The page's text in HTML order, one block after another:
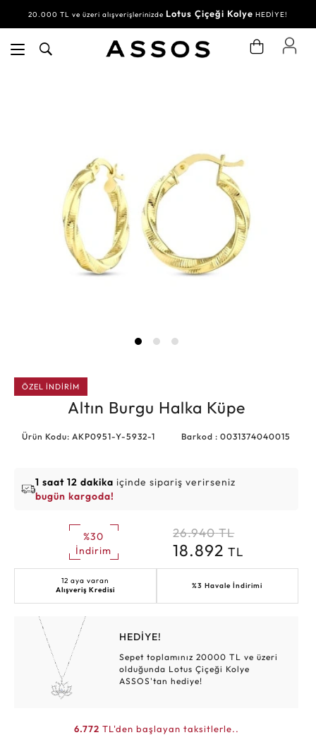
20.000 TL ve üzeri alışverişlerinizde Lotus Çiçeği Kolye HEDİYE!
ÖZEL İNDİRİM
Altın Burgu Halka Küpe
Ürün Kodu: AKP0951-Y-5932-1 Barkod : 0031374040015
1 saat 12 dakika içinde sipariş verirseniz
bugün kargoda!
%30
İndirim
26.940 TL
18.892TL
12 aya varan
Alışveriş Kredisi
%3 Havale İndirimi
HEDİYE!
Sepet toplamınız 20000 TL ve üzeri
olduğunda Lotus Çiçeği Kolye
ASSOS'tan hediye!
6.772 TL'den başlayan taksitlerle..